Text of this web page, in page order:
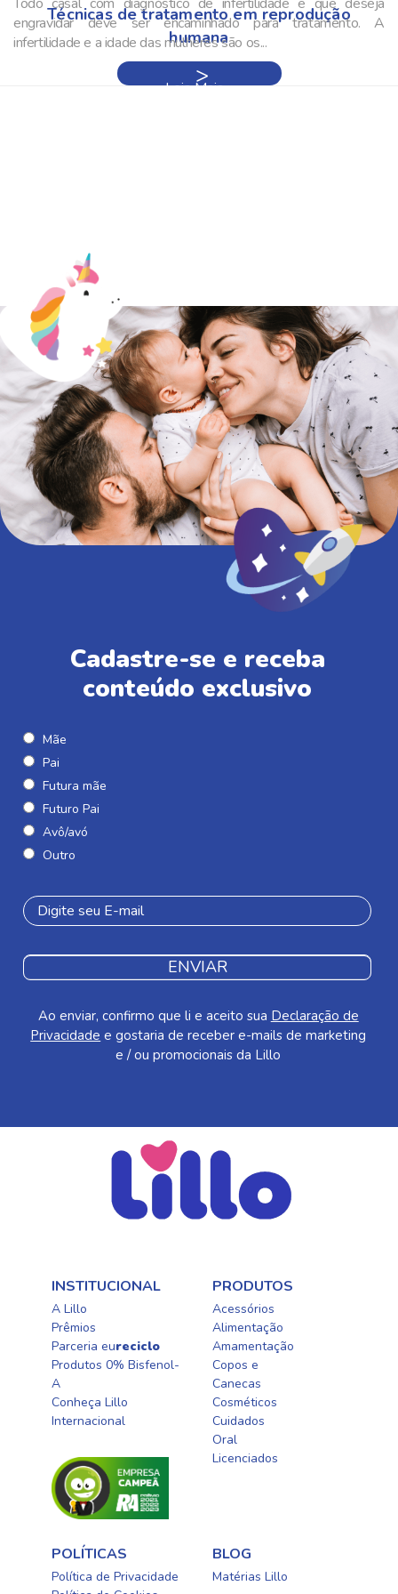
Técnicas de tratamento em reprodução
humana
engravidar deve ser encaminhado para tratamento. A
infertilidade e a idade das mulheres são os...
Leia Mais »
Cadastre-se e receba
conteúdo exclusivo
Mãe
Pai
Futura mãe
Futuro Pai
Avô/avó
Outro
ENVIAR
Ao enviar, confirmo que li e aceito sua Declaração de
Privacidade e gostaria de receber e-mails de marketing
e / ou promocionais da Lillo
INSTITUCIONAL
A Lillo
Prêmios
Parceria eureciclo
Produtos 0% Bisfenol-
A
Conheça Lillo
Internacional
PRODUTOS
Acessórios
Alimentação
Amamentação
Copos e
Canecas
Cosméticos
Cuidados
Oral​
Licenciados​
POLÍTICAS
Política de Privacidade
BLOG
Matérias Lillo